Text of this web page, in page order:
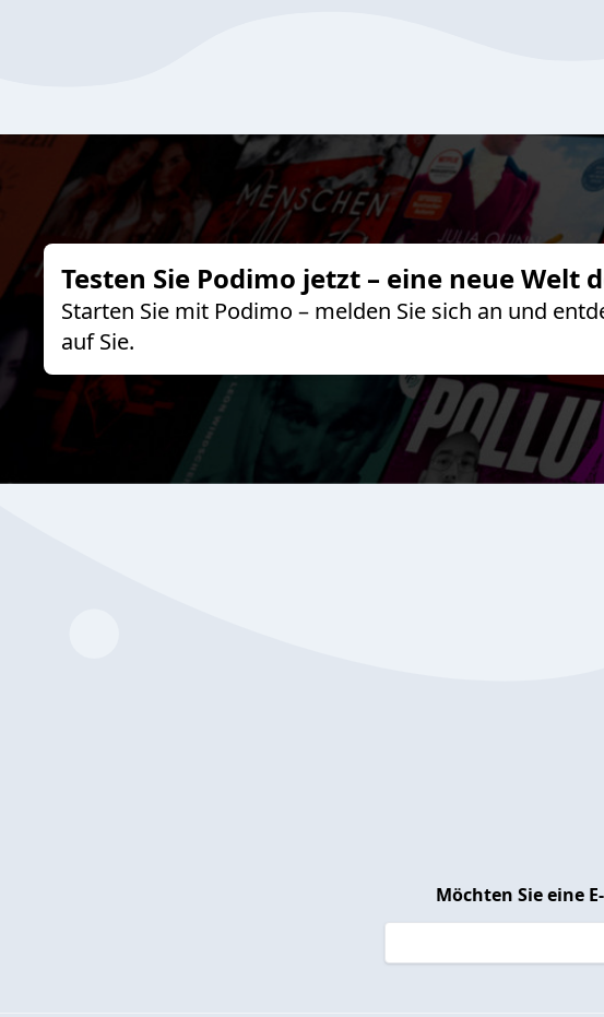
Testen Sie Podimo jetzt – eine neue Welt
Starten Sie mit Podimo – melden Sie sich an und
auf Sie.
Möchten Sie eine